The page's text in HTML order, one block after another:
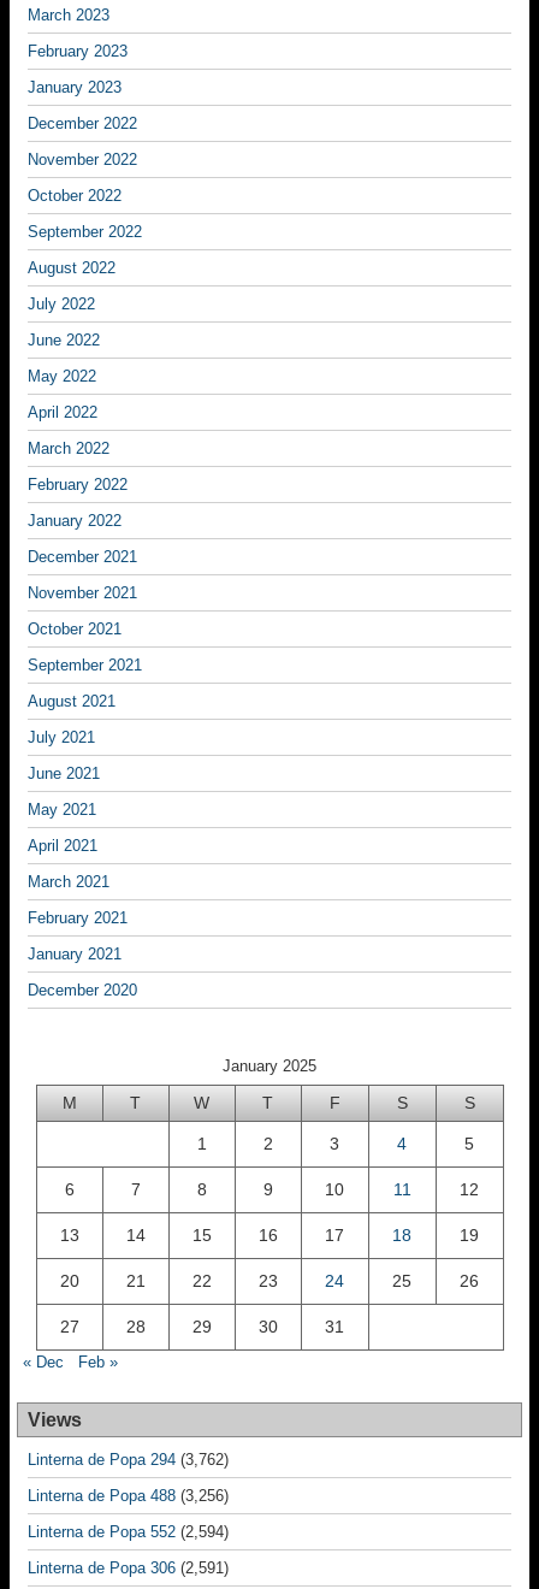
March 2023
February 2023
January 2023
December 2022
November 2022
October 2022
September 2022
August 2022
July 2022
June 2022
May 2022
April 2022
March 2022
February 2022
January 2022
December 2021
November 2021
October 2021
September 2021
August 2021
July 2021
June 2021
May 2021
April 2021
March 2021
February 2021
January 2021
December 2020
January 2025
M T W T F S S
1 2 3 4 5
6 7 8 9 10 11 12
13 14 15 16 17 18 19
20 21 22 23 24 25 26
27 28 29 30 31
« Dec Feb »
Views
Linterna de Popa 294 (3,762)
Linterna de Popa 488 (3,256)
Linterna de Popa 552 (2,594)
Linterna de Popa 306 (2,591)